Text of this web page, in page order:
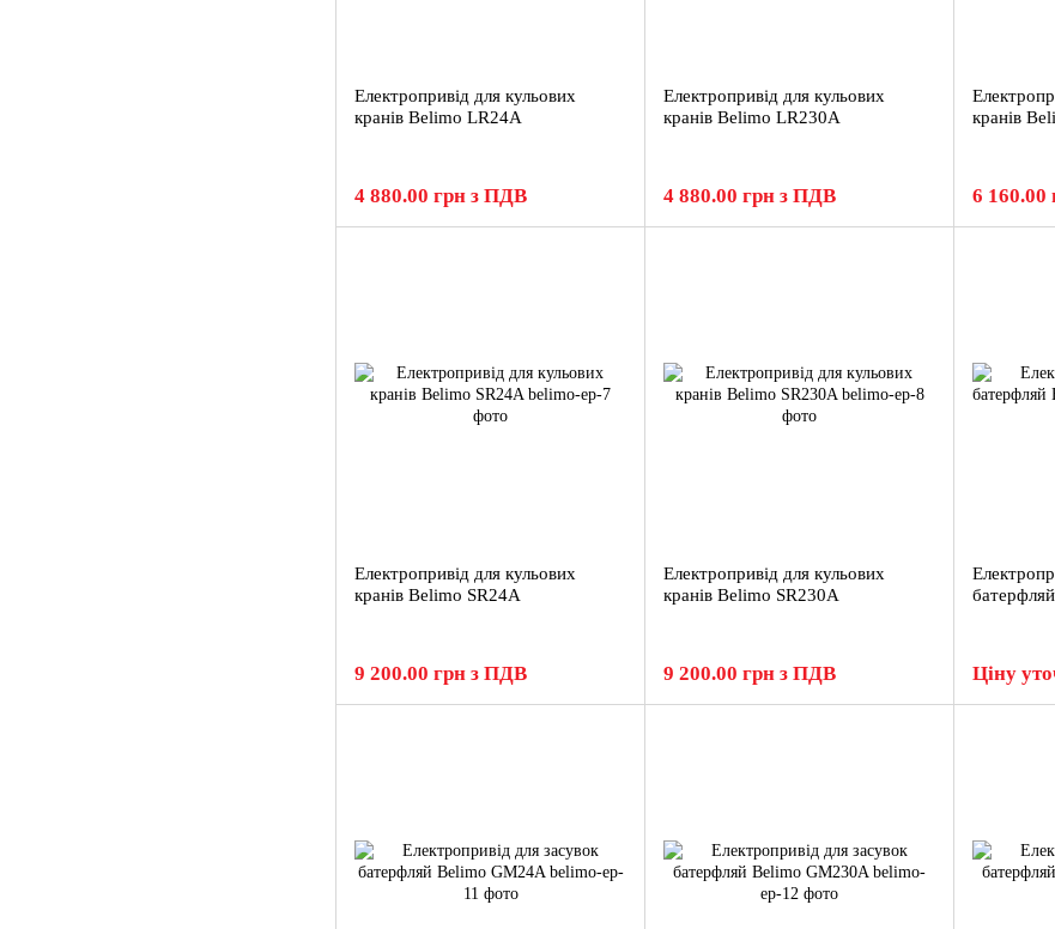
Електропривід для кульових
кранів Belimo LR24A
4 880.00 грн з ПДВ
Електропривід для кульових
кранів Belimo LR230A
4 880.00 грн з ПДВ
кранів
6
Електропривід для кульових
кранів Belimo SR24A
9 200.00 грн з ПДВ
Електропривід для кульових
кранів Belimo SR230A
9 200.00 грн з ПДВ Ціну